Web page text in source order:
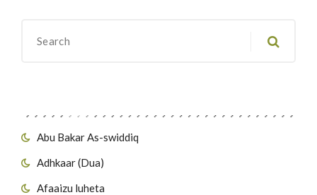
Abu Bakar As-swiddiq
Adhkaar (Dua)
Afaaizu luheta